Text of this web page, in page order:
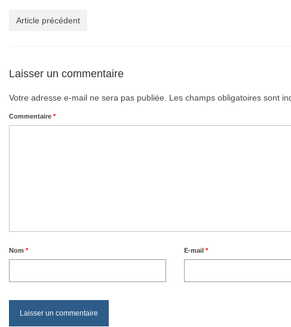
Article précédent
Laisser un commentaire
Votre adresse e-mail ne sera pas publiée. Les champs obligatoires sont
Commentaire *
Nom * E-mail *